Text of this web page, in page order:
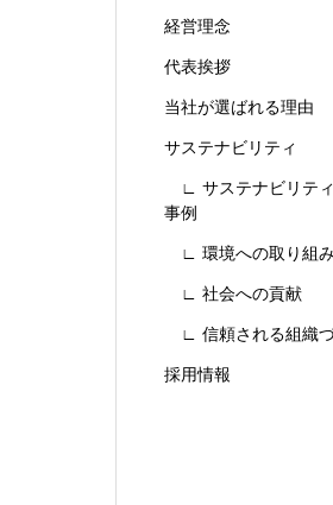
経営理念
代表挨拶
当社が選ばれる理由
サステナビリティ
∟ サステナビリテ
事例
∟ 環境への取り組
∟ 社会への貢献
∟ 信頼される組織
採用情報